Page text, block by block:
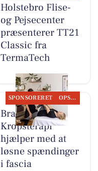
Holstebro Flise-
og Pejsecenter
præsenterer TT21
Classic fra
TermaTech
SPONSORERET OPSLAGSTAVLEN
Brandsborgs
Kropsterapi
hjælper med at
løsne spændinger
i fascia